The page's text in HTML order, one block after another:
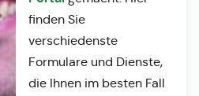
finden Sie
verschiedenste
Formulare und Dienste,
die Ihnen im besten Fall